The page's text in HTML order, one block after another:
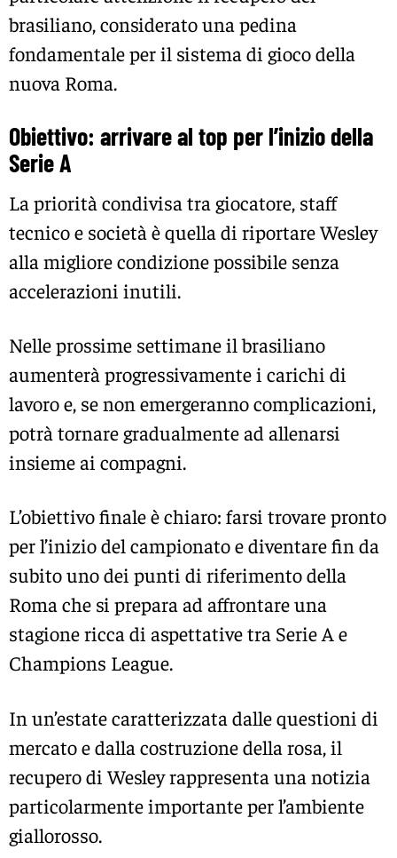
brasiliano, considerato una pedina
fondamentale per il sistema di gioco della
nuova Roma.
Obiettivo: arrivare al top per l’inizio della
Serie A
La priorità condivisa tra giocatore, staff
tecnico e società è quella di riportare Wesley
alla migliore condizione possibile senza
accelerazioni inutili.
Nelle prossime settimane il brasiliano
aumenterà progressivamente i carichi di
lavoro e, se non emergeranno complicazioni,
potrà tornare gradualmente ad allenarsi
insieme ai compagni.
L’obiettivo finale è chiaro: farsi trovare pronto
per l’inizio del campionato e diventare fin da
subito uno dei punti di riferimento della
Roma che si prepara ad affrontare una
stagione ricca di aspettative tra Serie A e
Champions League.
In un’estate caratterizzata dalle questioni di
mercato e dalla costruzione della rosa, il
recupero di Wesley rappresenta una notizia
particolarmente importante per l’ambiente
giallorosso.